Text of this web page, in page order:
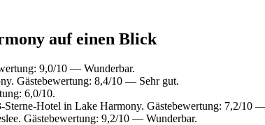
auf einen Blick
9,0/10 — Wunderbar.
Gästebewertung: 8,4/10 — Sehr gut.
6,0/10.
Hotel in Lake Harmony. Gästebewertung: 7,2/10
Gästebewertung: 9,2/10 — Wunderbar.